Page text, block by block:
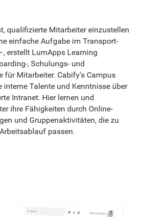
qualifizierte Mitarbeiter einzustellen
einfache Aufgabe im Transport-
erstellt LumApps Learning
, Schulungs- und
für Mitarbeiter. Cabify's Campus
interne Talente und Kenntnisse über
Intranet. Hier lernen und
ihre Fähigkeiten durch Online-
und Gruppenaktivitäten, die zu
passen.